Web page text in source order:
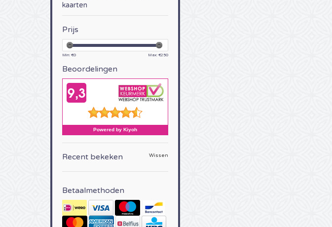
kaarten
Prijs
Min: €0 Max: €250
Beoordelingen
Recent bekeken Wissen
Betaalmethoden